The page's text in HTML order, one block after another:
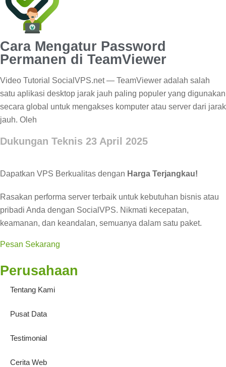
Cara Mengatur Password
Permanen di TeamViewer
Video Tutorial SocialVPS.net — TeamViewer adalah salah
satu aplikasi desktop jarak jauh paling populer yang digunakan
secara global untuk mengakses komputer atau server dari jarak
jauh. Oleh
Dukungan Teknis 23 April 2025
Dapatkan VPS Berkualitas dengan Harga Terjangkau!
Rasakan performa server terbaik untuk kebutuhan bisnis atau
pribadi Anda dengan SocialVPS. Nikmati kecepatan,
keamanan, dan keandalan, semuanya dalam satu paket.
Pesan Sekarang
Perusahaan
Tentang Kami
Pusat Data
Testimonial
Cerita Web